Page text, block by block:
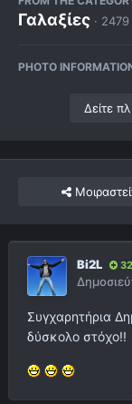
Γαλαξίες ·
PHOTO
Δείτε
Bi2L 32
Συγχαρητήρια
δύσκολο στόχο!!